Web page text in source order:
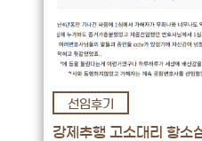
선임후기
강제추행 고소대리 항소